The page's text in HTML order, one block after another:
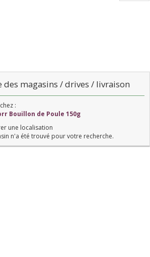
des magasins / drives / livraison
:
Bouillon de Poule 150g
une localisation
n'a été trouvé pour votre recherche.